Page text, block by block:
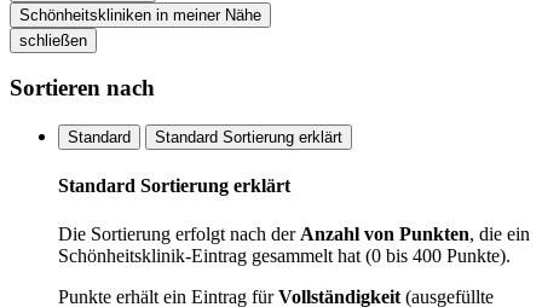
Schönheitskliniken in meiner Nähe
schließen
Sortieren nach
Standard Standard Sortierung erklärt
Standard Sortierung erklärt
Die Sortierung erfolgt nach der Anzahl von Punkten, die ein
Schönheitsklinik-Eintrag gesammelt hat (0 bis 400 Punkte).
Punkte erhält ein Eintrag fürVollständigkeit (ausgefüllte